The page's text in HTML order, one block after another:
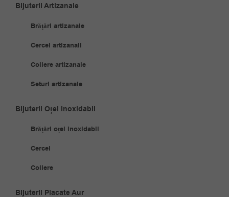
Bijuterii Artizanale
Brățări artizanale
Cercei artizanali
Coliere artizanale
Seturi artizanale
Bijuterii Oțel Inoxidabil
Brățări oțel inoxidabil
Cercei
Coliere
Bijuterii Placate Aur